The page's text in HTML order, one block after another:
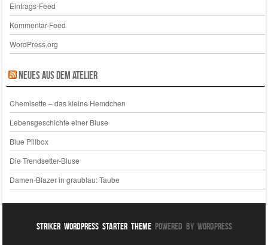
Eintrags-Feed
Kommentar-Feed
WordPress.org
Neues aus dem Atelier
Chemisette – das kleine Hemdchen
Lebensgeschichte einer Bluse
Blue Pillbox
Die Trendsetter-Bluse
Damen-Blazer in graublau: Taube
Striker WordPress Starter ThemePowered By WordPress